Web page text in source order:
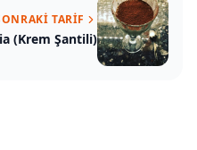
TARIF
(Krem Şantili)